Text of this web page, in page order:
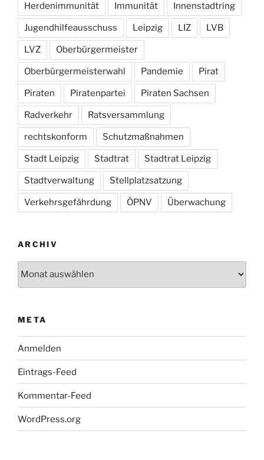
Herdenimmunität Immunität Innenstadtring
Jugendhilfeausschuss Leipzig LIZ LVB
LVZ Oberbürgermeister
Oberbürgermeisterwahl Pandemie Pirat
Piraten Piratenpartei Piraten Sachsen
Radverkehr Ratsversammlung
rechtskonform Schutzmaßnahmen
Stadt Leipzig Stadtrat Stadtrat Leipzig
Stadtverwaltung Stellplatzsatzung
Verkehrsgefährdung ÖPNV Überwachung
ARCHIV
META
Anmelden
Eintrags-Feed
Kommentar-Feed
WordPress.org